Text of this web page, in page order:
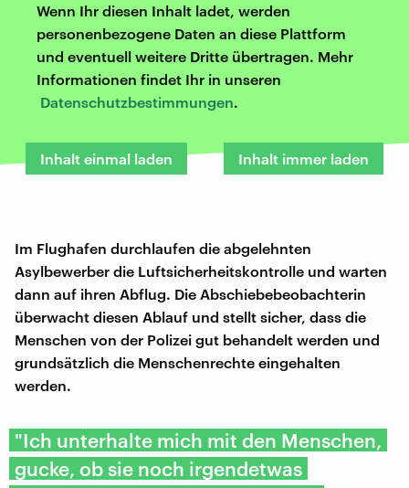
Wenn Ihr diesen Inhalt ladet, werden
personenbezogene Daten an diese Plattform
und eventuell weitere Dritte übertragen. Mehr
Informationen findet Ihr in unseren
Datenschutzbestimmungen.
Inhalt einmal laden Inhalt immer laden
Im Flughafen durchlaufen die abgelehnten
Asylbewerber die Luftsicherheitskontrolle und warten
dann auf ihren Abflug. Die Abschiebebeobachterin
überwacht diesen Ablauf und stellt sicher, dass die
Menschen von der Polizei gut behandelt werden und
grundsätzlich die Menschenrechte eingehalten
werden.
"Ich unterhalte mich mit den Menschen,
gucke, ob sie noch irgendetwas